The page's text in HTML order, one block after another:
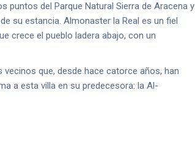
puntos del Parque Natural Sierra de Aracena y
su estancia. Almonaster la Real es un fiel
crece el pueblo ladera abajo, con un
que, desde hace catorce años, han
a esta villa en su predecesora: la Al-